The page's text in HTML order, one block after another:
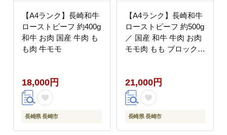
【A4ランク】長崎和牛
ローストビーフ 約400g
和牛 お肉 国産 牛肉 も
も肉 牛モモ
18,000円
長崎県 長崎市
【A4ランク】長崎和牛
ローストビーフ 約500g
／ 国産 和牛 牛肉 お肉
モモ肉 もも ブロック
21,000円
長崎県 長崎市